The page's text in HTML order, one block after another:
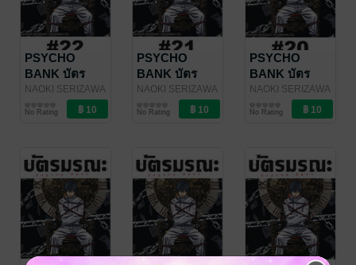
PSYCHO
BANK บัตร
มรณะ - EP 22
NAOKI SERIZAWA
Publishing
การ์ตูนรายตอน
No Rating
PSYCHO
BANK บัตร
มรณะ - EP 21
NAOKI SERIZAWA
Publishing
การ์ตูนรายตอน
No Rating
PSYCHO
BANK บัตร
มรณะ - EP 20
NAOKI SERIZAWA
Publishing
การ์ตูนรายตอน
No Rating